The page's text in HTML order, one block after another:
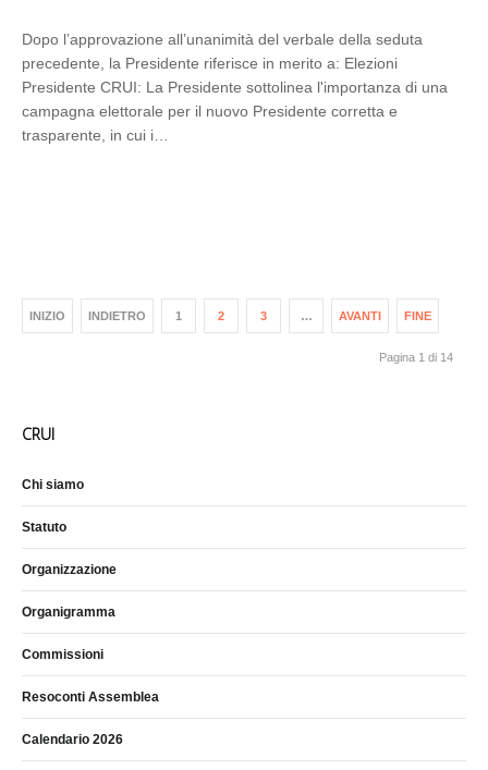
Dopo l’approvazione all’unanimità del verbale della seduta
precedente, la Presidente riferisce in merito a: Elezioni
Presidente CRUI: La Presidente sottolinea l'importanza di una
campagna elettorale per il nuovo Presidente corretta e
trasparente, in cui i…
INIZIO INDIETRO 1 2 3 … AVANTI FINE
Pagina 1 di 14
CRUI
Chi siamo
Statuto
Organizzazione
Organigramma
Commissioni
Resoconti Assemblea
Calendario 2026